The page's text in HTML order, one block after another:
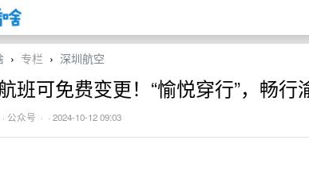
› 专栏 › 深圳航空
班可免费变更！“愉悦穿行”，畅行
· 公众号 · · 2024-10-12 09:03